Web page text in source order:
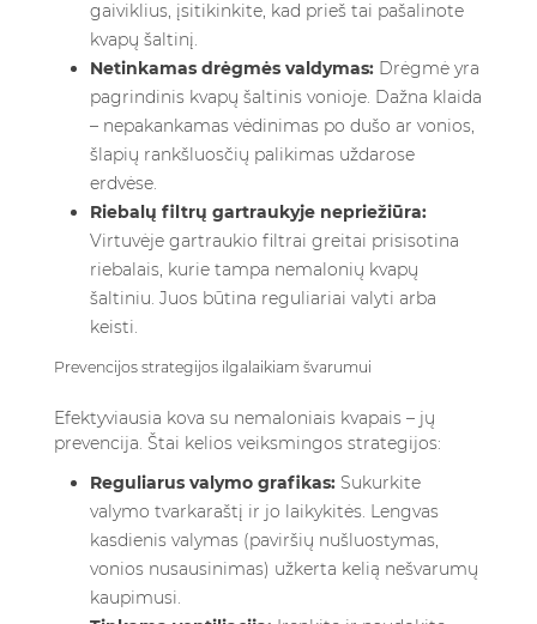
gaiviklius, įsitikinkite, kad prieš tai pašalinote
kvapų šaltinį.
Netinkamas drėgmės valdymas: Drėgmė yra
pagrindinis kvapų šaltinis vonioje. Dažna klaida
– nepakankamas vėdinimas po dušo ar vonios,
šlapių rankšluosčių palikimas uždarose
erdvėse.
Riebalų filtrų gartraukyje nepriežiūra:
Virtuvėje gartraukio filtrai greitai prisisotina
riebalais, kurie tampa nemalonių kvapų
šaltiniu. Juos būtina reguliariai valyti arba
keisti.
Prevencijos strategijos ilgalaikiam švarumui
Efektyviausia kova su nemaloniais kvapais – jų
prevencija. Štai kelios veiksmingos strategijos:
Reguliarus valymo grafikas: Sukurkite
valymo tvarkaraštį ir jo laikykitės. Lengvas
kasdienis valymas (paviršių nušluostymas,
vonios nusausinimas) užkerta kelią nešvarumų
kaupimusi.